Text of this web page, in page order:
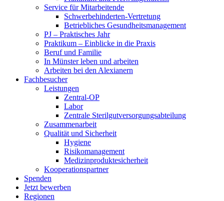
Service für Mitarbeitende
Schwerbehinderten-Vertretung
Betriebliches Gesundheitsmanagement
PJ – Praktisches Jahr
Praktikum – Einblicke in die Praxis
Beruf und Familie
In Münster leben und arbeiten
Arbeiten bei den Alexianern
Fachbesucher
Leistungen
Zentral-OP
Labor
Zentrale Sterilgutversorgungsabteilung
Zusammenarbeit
Qualität und Sicherheit
Hygiene
Risikomanagement
Medizinproduktesicherheit
Kooperationspartner
Spenden
Jetzt bewerben
Regionen